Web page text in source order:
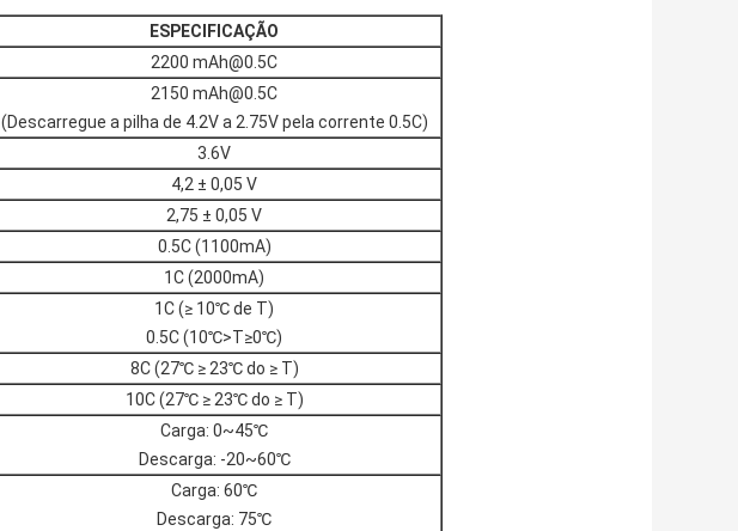
ESPECIFICAÇÃO
2200 mAh@0.5C
2150 mAh@0.5C
(Descarregue a pilha de 4.2V a 2.75V pela corrente 0.5C)
3.6V
4,2 ± 0,05 V
2,75 ± 0,05 V
0.5C (1100mA)
1C (2000mA)
1C (≥ 10℃ de T)
0.5C (10℃>T≥0℃)
8C (27℃ ≥ 23℃ do ≥ T)
10C (27℃ ≥ 23℃ do ≥ T)
Carga: 0~45℃
Descarga: -20~60℃
Carga: 60℃
Descarga: 75℃